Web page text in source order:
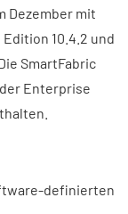
Dezember mit
10.4.2 und
SmartFabric
Enterprise
definierten